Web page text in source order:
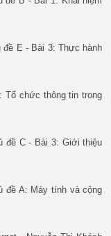
đề E - Bài 3: Thực hành
Tổ chức thông tin trong
đề C - Bài 3: Giới thiệu
đề A: Máy tính và cộng